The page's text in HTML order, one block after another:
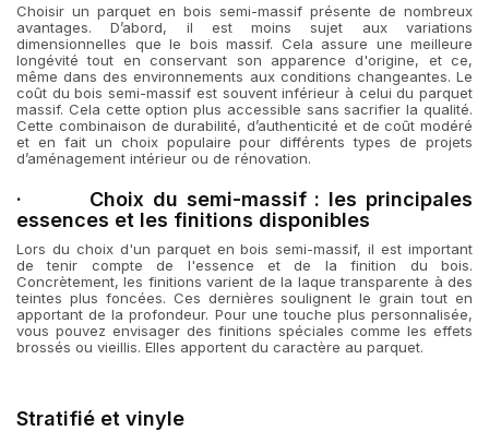
Choisir un parquet en bois semi-massif présente de nombreux
avantages. D’abord, il est moins sujet aux variations
dimensionnelles que le bois massif. Cela assure une meilleure
longévité tout en conservant son apparence d'origine, et ce,
même dans des environnements aux conditions changeantes. Le
coût du bois semi-massif est souvent inférieur à celui du parquet
massif. Cela cette option plus accessible sans sacrifier la qualité.
Cette combinaison de durabilité, d’authenticité et de coût modéré
et en fait un choix populaire pour différents types de projets
d’aménagement intérieur ou de rénovation.
· Choix du semi-massif : les principales
essences et les finitions disponibles
Lors du choix d'un parquet en bois semi-massif, il est important
de tenir compte de l'essence et de la finition du bois.
Concrètement, les finitions varient de la laque transparente à des
teintes plus foncées. Ces dernières soulignent le grain tout en
apportant de la profondeur. Pour une touche plus personnalisée,
vous pouvez envisager des finitions spéciales comme les effets
brossés ou vieillis. Elles apportent du caractère au parquet.
Stratifié et vinyle